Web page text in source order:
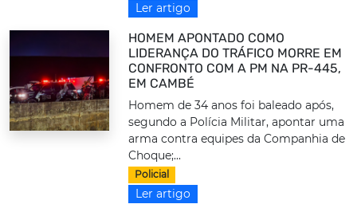
Ler artigo
HOMEM APONTADO COMO
LIDERANÇA DO TRÁFICO MORRE EM
CONFRONTO COM A PM NA PR-445,
EM CAMBÉ
Homem de 34 anos foi baleado após,
segundo a Polícia Militar, apontar uma
arma contra equipes da Companhia de
Choque;...
Policial
Ler artigo